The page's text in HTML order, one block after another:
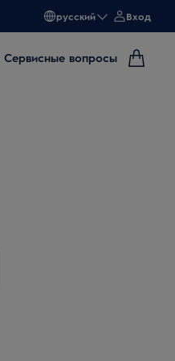
русский Вход
Сервисные вопросы